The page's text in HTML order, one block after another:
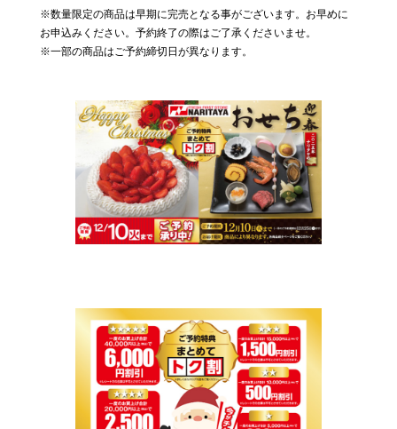
※数量限定の商品は早期に完売となる事がございます。お早めに
お申込みください。予約終了の際はご了承くださいませ。
※一部の商品はご予約締切日が異なります。